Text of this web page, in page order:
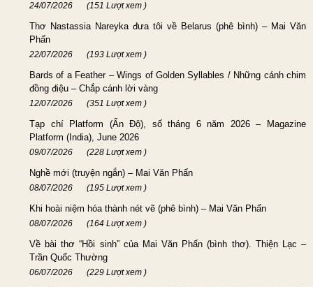
24/07/2026 (151 Lượt xem )
Thơ Nastassia Nareyka đưa tôi về Belarus (phê bình) – Mai Văn
Phấn
22/07/2026 (193 Lượt xem )
Bards of a Feather – Wings of Golden Syllables / Những cánh chim
đồng điệu – Chắp cánh lời vàng
12/07/2026 (351 Lượt xem )
Tạp chí Platform (Ấn Độ), số tháng 6 năm 2026 – Magazine
Platform (India), June 2026
09/07/2026 (228 Lượt xem )
Nghề mới (truyện ngắn) – Mai Văn Phấn
08/07/2026 (195 Lượt xem )
Khi hoài niệm hóa thành nét vẽ (phê bình) – Mai Văn Phấn
08/07/2026 (164 Lượt xem )
Về bài thơ “Hồi sinh” của Mai Văn Phấn (bình thơ). Thiện Lạc –
Trần Quốc Thường
06/07/2026 (229 Lượt xem )